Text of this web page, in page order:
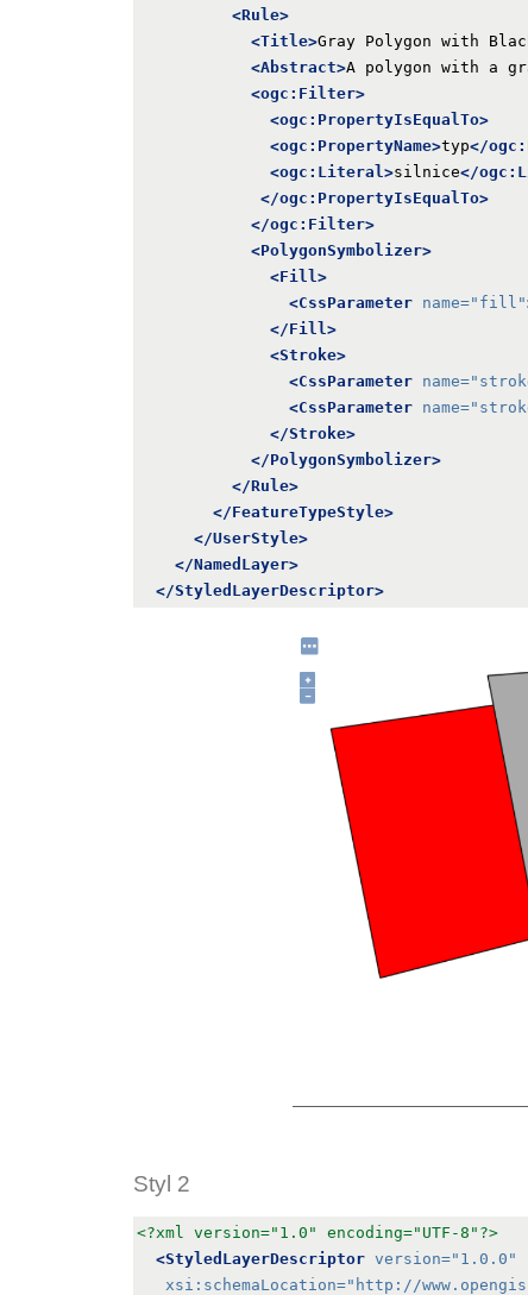
<Rule>
<Title>Gray Polygon with
<Abstract>A polygon with a
<ogc:Filter>
<ogc:PropertyIsEqualTo>
<ogc:PropertyName>typ</
<ogc:Literal>silnice</
</ogc:PropertyIsEqualTo>
</ogc:Filter>
<PolygonSymbolizer>
<Fill>
<CssParameter name="fill"
</Fill>
<Stroke>
<CssParameter name=
<CssParameter name=
</Stroke>
</PolygonSymbolizer>
</Rule>
</FeatureTypeStyle>
</UserStyle>
</NamedLayer>
</StyledLayerDescriptor>
Styl 2
<?xml version="1.0" encoding="UTF-8"?>
<StyledLayerDescriptor version="1.0.0"
xsi:schemaLocation="http://